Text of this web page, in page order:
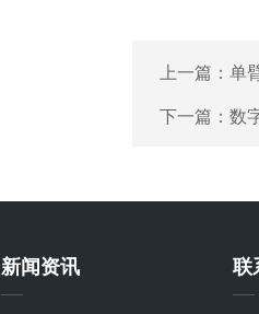
上一篇： 单
下一篇： 数
新闻资讯 联